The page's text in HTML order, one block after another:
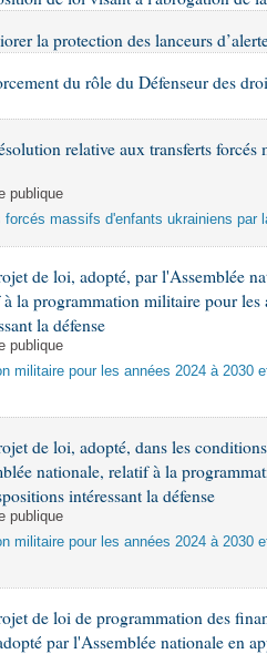
lois
la protection des lanceurs
du rôle du Défenseur des
relative aux transferts
publique
massifs d'enfants ukrainiens par
de loi, adopté, par l'Assemblée
la programmation militaire pour les
la défense
publique
militaire pour les années 2024 à 2030
de loi, adopté, dans les
nationale, relatif à la
intéressant la défense
publique
militaire pour les années 2024 à 2030
de loi de programmation des
par l'Assemblée nationale en